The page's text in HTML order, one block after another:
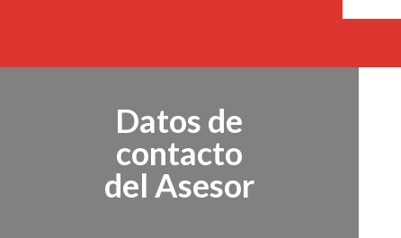
Datos de
contacto
del Asesor